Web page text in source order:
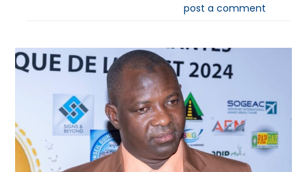
post a comment